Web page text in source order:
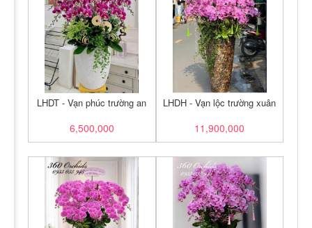
LHDT - Vạn phúc trường an
6,500,000
LHDH - Vạn lộc trường xuân
11,900,000